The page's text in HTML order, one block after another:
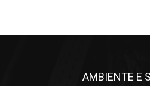
AMBIENTE E